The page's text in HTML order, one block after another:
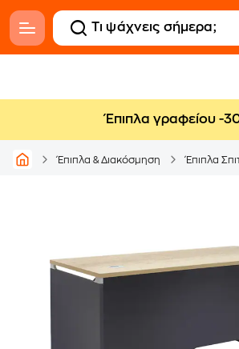
Έπιπλα γραφείου -
Έπιπλα & Διακόσμηση Έπιπλα